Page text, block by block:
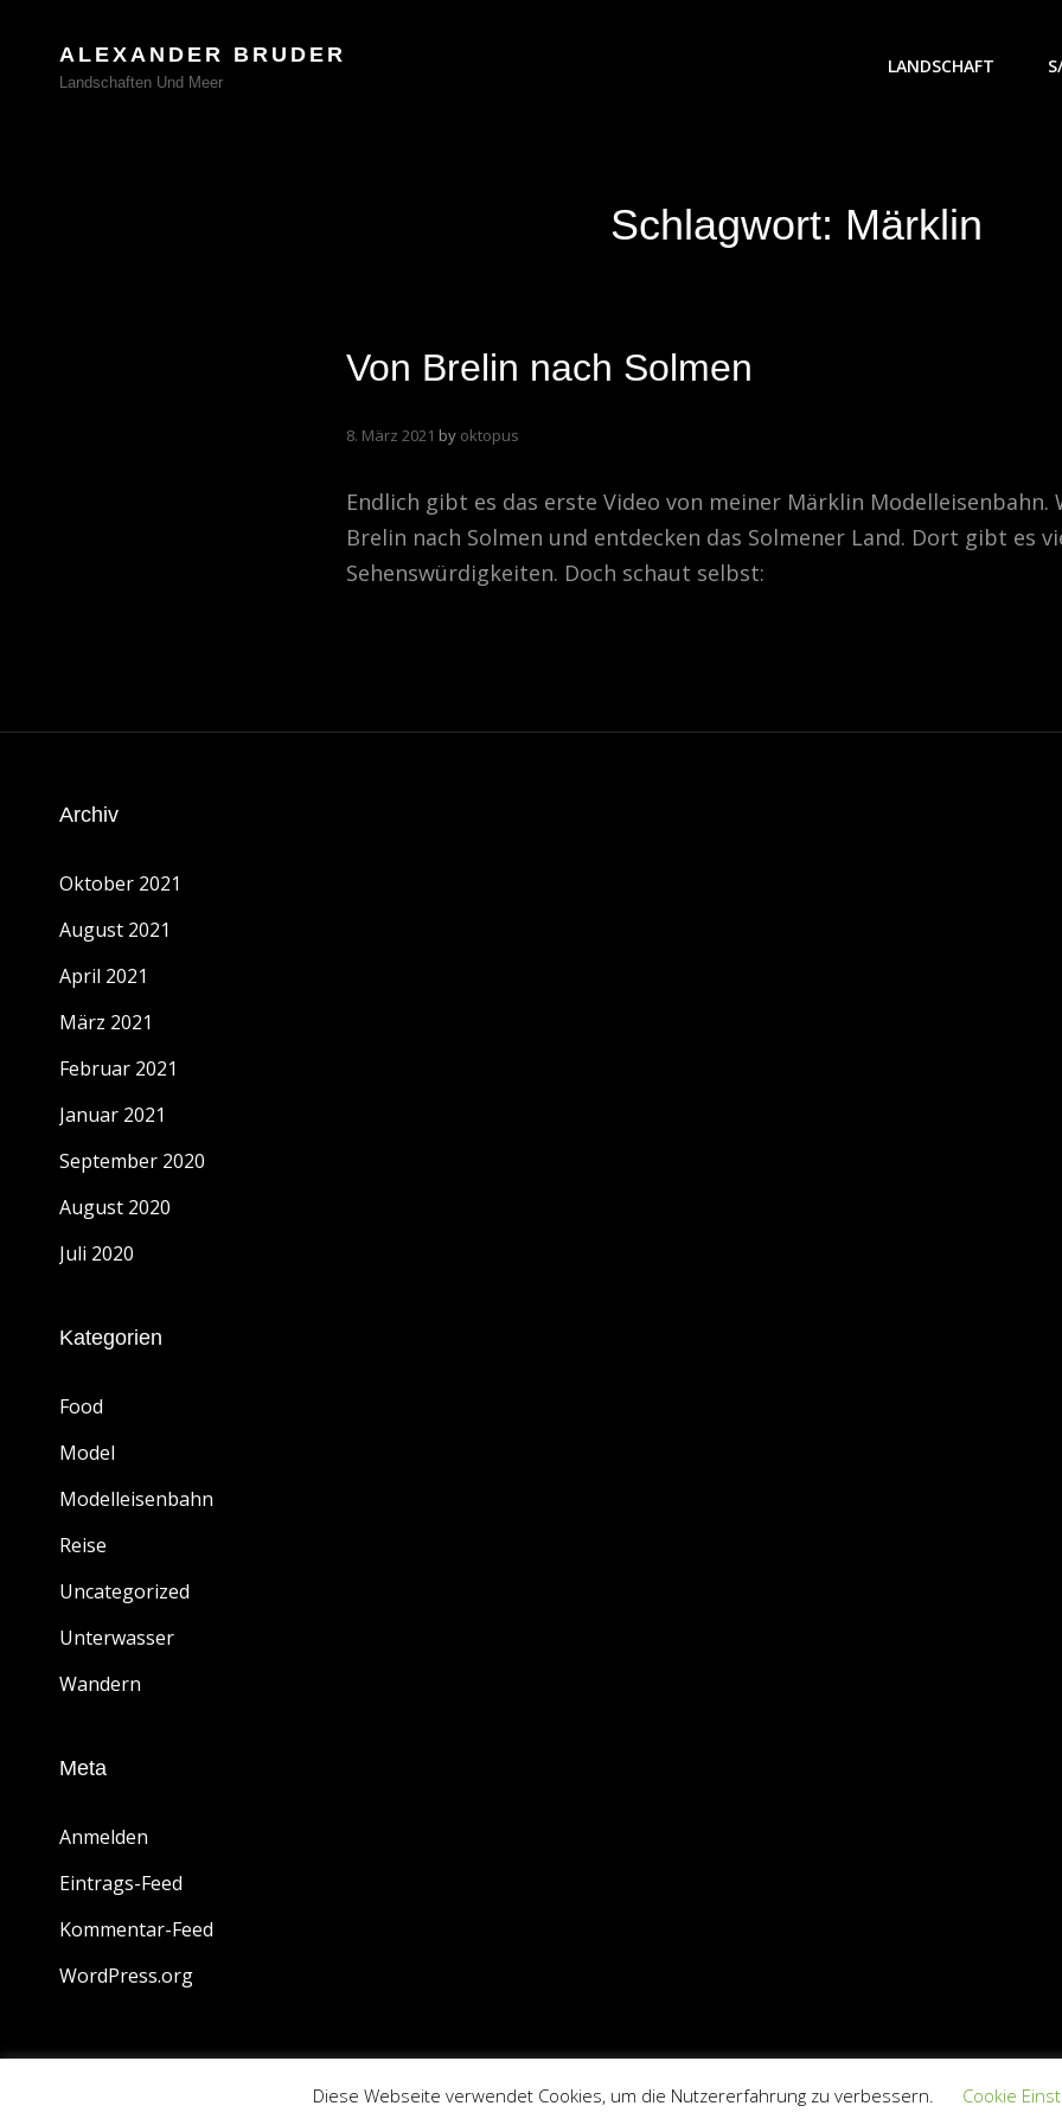
ALEXANDER BRUDER
Landschaften Und Meer
LANDSCHAFT
Schlagwort: Märklin
Von Brelin nach Solmen
8. März 2021 by oktopus
Endlich gibt es das erste Video von meiner Märklin Modelleisenbahn.
Brelin nach Solmen und entdecken das Solmener Land. Dort gibt es
Sehenswürdigkeiten. Doch schaut selbst:
Archiv
Oktober 2021
August 2021
April 2021
März 2021
Februar 2021
Januar 2021
September 2020
August 2020
Juli 2020
Kategorien
Food
Model
Modelleisenbahn
Reise
Uncategorized
Unterwasser
Wandern
Meta
Anmelden
Eintrags-Feed
Kommentar-Feed
WordPress.org
Diese Webseite verwendet Cookies, um die Nutzererfahrung zu verbessern. Cookie